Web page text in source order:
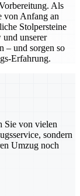
Als
von Anfang an
Stolpersteine
unserer
– und sorgen so
Erfahrung.
Sie von vielen
sondern
Umzug noch